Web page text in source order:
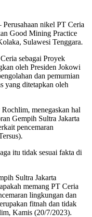
nikel PT Ceria
Good Mining Practice
Sulawesi Tenggara.
sebagai Proyek
oleh Presiden Jokowi
dan pemurnian
yang ditetapkan oleh
menegaskan hal
Gempih Sultra Jakarta
pencemaran
itu tidak sesuai fakta di
Sultra Jakarta
memang PT Ceria
lingkungan dan
fitnah dan tidak
Kamis (20/7/2023).